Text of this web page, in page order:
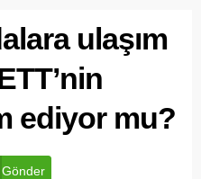
ulaşım
ediyor mu?
Gönder